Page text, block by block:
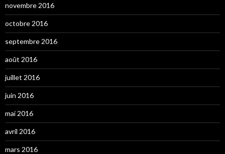
novembre 2016
octobre 2016
septembre 2016
août 2016
juillet 2016
juin 2016
mai 2016
avril 2016
mars 2016